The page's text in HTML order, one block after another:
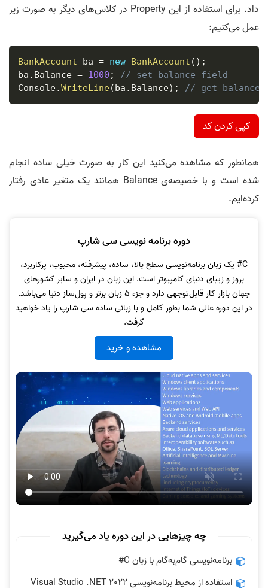
داد. برای استفاده از این Property در کلاس‌های دیگر به صورت زیر
عمل می‌کنیم:
BankAccount ba = new BankAccount ( ) ;
ba . Balance = 1000 ;
// set balance field
Console.WriteLine(ba . Balance) ; // get balance
کپی کردن کد
همانطور که مشاهده می‌کنید این کار به صورت خیلی ساده انجام
شده است و با خصیصه‌ی Balance همانند یک متغیر عادی رفتار
کرده‌ایم.
دوره برنامه نویسی سی شارپ
C# یک زبان برنامه‌نویسی سطح بالا، ساده، پیشرفته، محبوب، پرکاربرد،
بروز و زیبای دنیای کامپیوتر است. این زبان در ایران و سایر کشورهای
جهان بازار کار قابل‌توجهی دارد و جزء 5 زبان برتر و پول‌ساز دنیا می‌باشد.
در این دوره عالی شما بطور کامل و با زبانی ساده سی شارپ را یاد خواهید
گرفت.
مشاهده و خرید
چه چیزهایی در این دوره یاد می‌گیرید
برنامه‌نویسی گام‌به‌گام با زبان C#
استفاده از محیط برنامه‌نویسی Visual Studio .NET 2022